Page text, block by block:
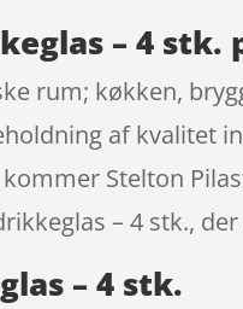
– 4 stk.
rum; køkken,
af kvalitet
Stelton
– 4 stk.,
– 4 stk.